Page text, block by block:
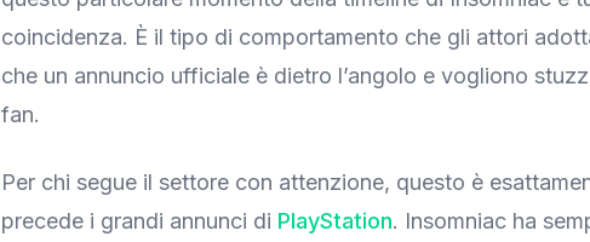
coincidenza. È il tipo di comportamento che gli attori
che un annuncio ufficiale è dietro l’angolo e vogliono
fan.
Per chi segue il settore con attenzione, questo è
precede i grandi annunci di PlayStation. Insomniac ha